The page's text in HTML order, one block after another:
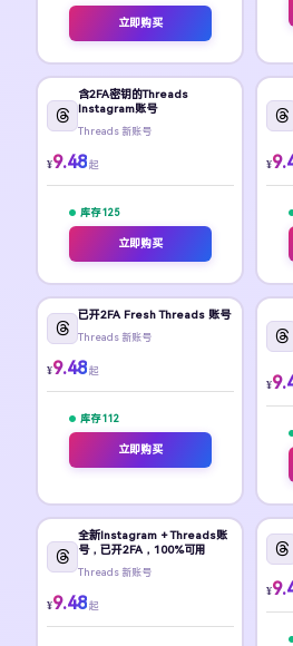
立即购买
含2FA密钥的Threads
Instagram账号
Threads 新账号
¥9.48 起
库存 125
立即购买
¥
已开2FA Fresh Threads 账号
Threads 新账号
¥9.48 起
库存 112
立即购买
¥
全新Instagram + Threads账
号，已开2FA，100%可用
Threads 新账号
¥9.48 起
¥